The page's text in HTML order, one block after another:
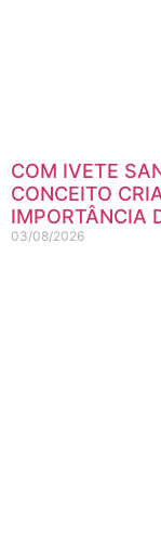
COM IVETE
CONCEITO
IMPORTÂNCIA
03/08/2026